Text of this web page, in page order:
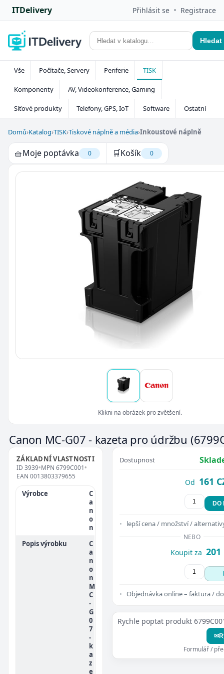
ITDelivery Přihlásit se • Registrace
Hledat
Vše Počítače, Servery Periferie TISK
Komponenty AV, Videokonference, Gaming
Síťové produkty Telefony, GPS, IoT Software Ostatní
Domů›Katalog›TISK›Tiskové náplně a média›Inkoustové náplně
🧺Moje poptávka 0 🛒Košík 0
Klikni na obrázek pro zvětšení.
Canon MC-G07 - kazeta pro údržbu
ZÁKLADNÍ VLASTNOSTI
ID 3939•MPN 6799C001•
EAN 0013803379655
Výrobce
C
a
n
o
n
Popis výrobku
C
a
n
o
n
M
C
-
G
0
7
-
k
a
z
e
Dostupnost
Od 161
DO
lepší cena / množství /
NEBO
Koupit za 201
Objednávka online – faktura /
Rychle poptat produkt
✉
Formulář /